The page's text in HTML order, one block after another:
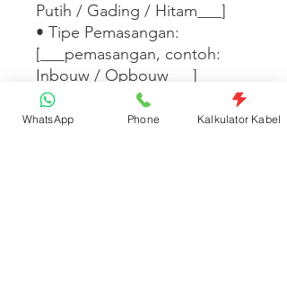
Putih / Gading / Hitam___]
• Tipe Pemasangan:
[___pemasangan, contoh:
Inbouw / Opbouw___]
• Standar: [___standar,
contoh: SNI / IEC 60669___]
WhatsApp Phone Kalkulator Kabel